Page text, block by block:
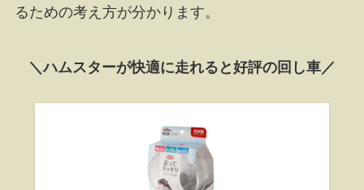
るための考え方が分かります。
＼ハムスターが快適に走れると好評の回し車／